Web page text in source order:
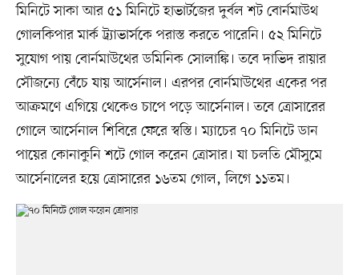
মিনিটে সাকা আর ৫১ মিনিটে হাভার্টজের দুর্বল শট বোর্নমাউথ
গোলকিপার মার্ক ট্র্যাভার্সকে পরাস্ত করতে পারেনি। ৫২ মিনিটে
সুযোগ পায় বোর্নমাউথের ডমিনিক সোলাঙ্কি। তবে দাভিদ রায়ার
সৌজন্যে বেঁচে যায় আর্সেনাল। এরপর বোর্নমাউথের একের পর
আক্রমণে এগিয়ে থেকেও চাপে পড়ে আর্সেনাল। তবে ত্রোসারের
গোলে আর্সেনাল শিবিরে ফেরে স্বস্তি। ম্যাচের ৭০ মিনিটে ডান
পায়ের কোনাকুনি শটে গোল করেন ত্রোসার। যা চলতি মৌসুমে
আর্সেনালের হয়ে ত্রোসারের ১৬তম গোল, লিগে ১১তম।